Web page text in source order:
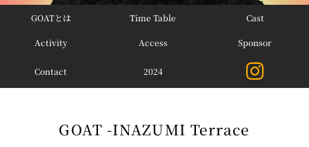
GOATとは Time Table Cast
Activity Access Sponsor
Contact 2024
GOAT -INAZUMI Terrace